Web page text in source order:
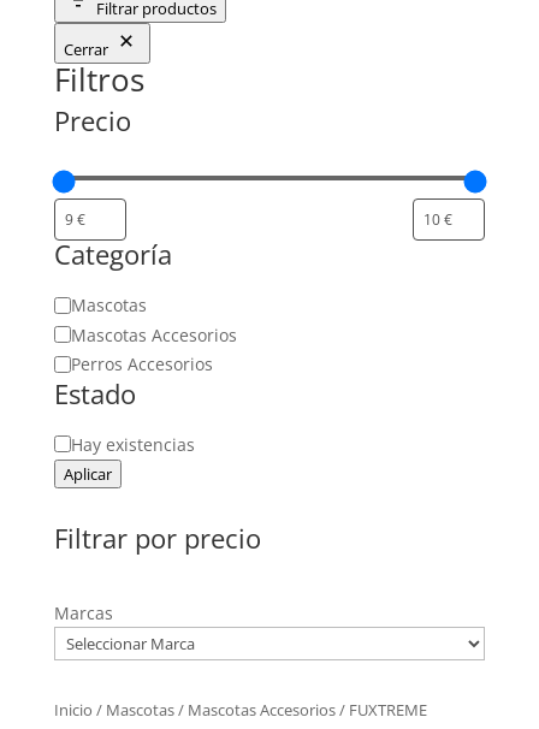
Filtrar productos
Cerrar
Filtros
Precio
Categoría
Categoría
Mascotas
Mascotas Accesorios
Perros Accesorios
Estado
Estado
Hay existencias
Aplicar
Filtrar por precio
Marcas
Inicio / Mascotas/ Mascotas Accesorios/ FUXTREME